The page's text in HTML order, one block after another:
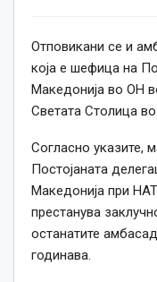
Отповикани се и
која е шефица на
Македонија во ОН
Светата Столица
Согласно указите,
Постојаната
Македонија при
престанува
останатите
годинава.